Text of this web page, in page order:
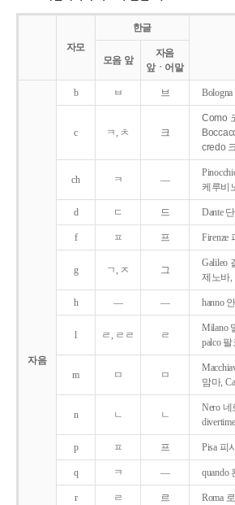
자모
한글
모음 앞
자음
앞ㆍ어말
자음
b ㅂ 브
c ㅋ, ㅊ 크
Como
credo
ch ㅋ ―
케루비
d ㄷ 드 Dante
f ㅍ 프 Firenze
g ㄱ, ㅈ 그
Galileo
제노바,
h ― ― hanno
l ㄹ, ㄹㄹ ㄹ
Milano
palco 팔
m ㅁ ㅁ
맘마,
n ㄴ ㄴ
Nero 네
p ㅍ 프 Pisa 피
q ㅋ ― quando
r ㄹ 르 Roma